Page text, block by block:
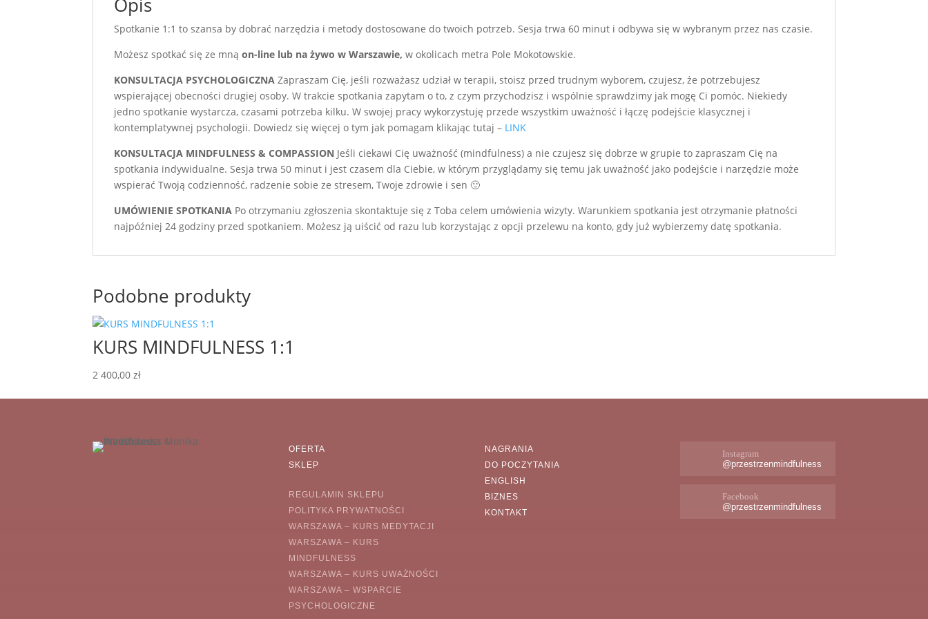
Spotkanie 1:1 to szansa by dobrać narzędzia i metody dostosowane do twoich potrzeb. Sesja trwa 60 minut i odbywa się w wybranym przez nas czasie.
Możesz spotkać się ze mnąon-line lub na żywo w Warszawie, w okolicach metra Pole Mokotowskie.
KONSULTACJA PSYCHOLOGICZNA Zapraszam Cię, jeśli rozważasz udział w terapii, stoisz przed trudnym wyborem, czujesz, że potrzebujesz
wspierającej obecności drugiej osoby. W trakcie spotkania zapytam o to, z czym przychodzisz i wspólnie sprawdzimy jak mogę Ci pomóc. Niekiedy
jedno spotkanie wystarcza, czasami potrzeba kilku. W swojej pracy wykorzystuję przede wszystkim uważność i łączę podejście klasycznej i
kontemplatywnej psychologii. Dowiedz się więcej o tym jak pomagam klikając tutaj – LINK
KONSULTACJA MINDFULNESS & COMPASSION Jeśli ciekawi Cię uważność (mindfulness) a nie czujesz się dobrze w grupie to zapraszam Cię na
spotkania indywidualne. Sesja trwa 50 minut i jest czasem dla Ciebie, w którym przyglądamy się temu jak uważność jako podejście i narzędzie może
wspierać Twoją codzienność, radzenie sobie ze stresem, Twoje zdrowie i sen 🙂
UMÓWIENIE SPOTKANIA Po otrzymaniu zgłoszenia skontaktuje się z Toba celem umówienia wizyty. Warunkiem spotkania jest otrzymanie płatności
najpóźniej 24 godziny przed spotkaniem. Możesz ją uiścić od razu lub korzystając z opcji przelewu na konto, gdy już wybierzemy datę spotkania.
Podobne produkty
KURS MINDFULNESS 1:1
2 400,00zł
OFERTA
SKLEP
REGULAMIN SKLEPU
POLITYKA PRYWATNOŚCI
WARSZAWA – KURS MEDYTACJI
WARSZAWA – KURS
MINDFULNESS
WARSZAWA – KURS UWAŻNOŚCI
WARSZAWA – WSPARCIE
PSYCHOLOGICZNE
NAGRANIA
DO POCZYTANIA
ENGLISH
BIZNES
KONTAKT
Instagram
@przestrzenmindfulness
Facebook
@przestrzenmindfulness